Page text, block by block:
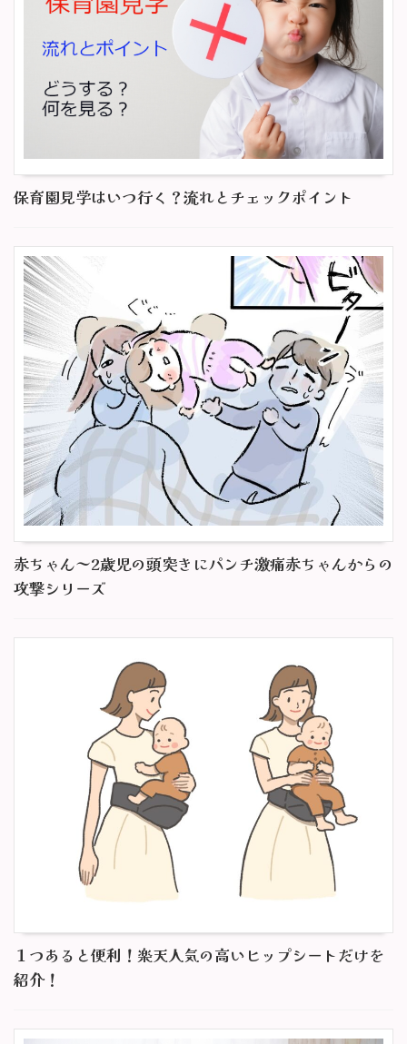
保育園見学はいつ行く？流れとチェックポイント
赤ちゃん～2歳児の頭突きにパンチ激痛赤ちゃんからの
攻撃シリーズ
１つあると便利！楽天人気の高いヒップシートだけを
紹介！